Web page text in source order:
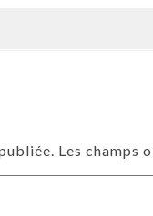
Les champs